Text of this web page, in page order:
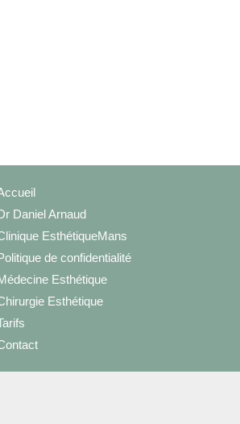
Daniel Arnaud
EsthétiqueMans
de confidentialité
Esthétique
Esthétique